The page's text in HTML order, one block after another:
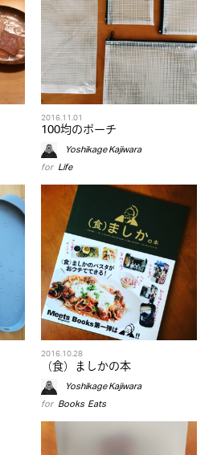
2016.11.01
100均のポーチ
Yoshikage Kajiwara
for Life
2016.10.28
（食）ましかの本
Yoshikage Kajiwara
for Books,Eats